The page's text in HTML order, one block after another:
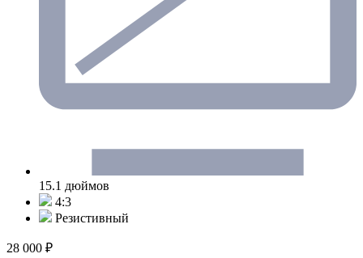
15.1 дюймов
4:3
Резистивный
28 000 ₽